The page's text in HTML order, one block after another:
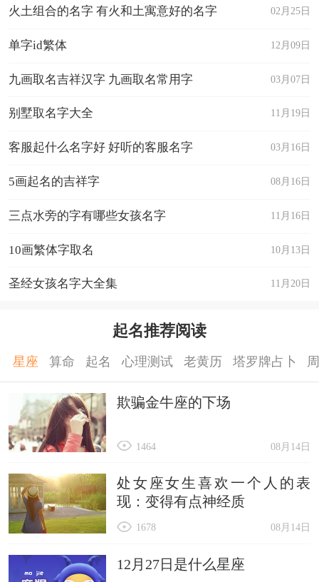
02月25日
火土组合的名字 有火和土寓意好的名字
12月09日
单字id繁体
03月07日
九画取名吉祥汉字 九画取名常用字
11月19日
别墅取名字大全
03月16日
客服起什么名字好 好听的客服名字
08月16日
5画起名的吉祥字
11月16日
三点水旁的字有哪些女孩名字
10月13日
10画繁体字取名
11月20日
圣经女孩名字大全集
起名推荐阅读
星座 算命 起名 心理测试 老黄历 塔罗牌占卜
欺骗金牛座的下场
08月14日
1464
处女座女生喜欢一个人的表
现：变得有点神经质
08月14日
1678
12月27日是什么星座